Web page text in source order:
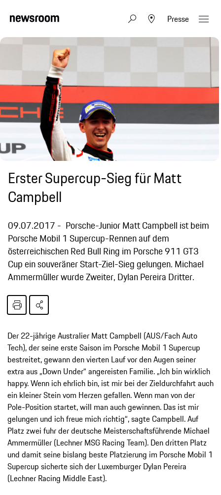
Presse
Erster Supercup-Sieg für Matt
Campbell
09.07.2017
Porsche-Junior Matt Campbell ist beim
Porsche Mobil 1 Supercup-Rennen auf dem
österreichischen Red Bull Ring im Porsche 911 GT3
Cup ein souveräner Start-Ziel-Sieg gelungen. Michael
Ammermüller wurde Zweiter, Dylan Pereira Dritter.
Der 22-jährige Australier Matt Campbell (AUS/Fach Auto
Tech), der seine erste Saison im Porsche Mobil 1 Supercup
bestreitet, gewann den vierten Lauf vor den Augen seiner
extra aus „Down Under“ angereisten Familie. „Ich bin wirklich
happy. Wenn ich ehrlich bin, ist mir bei der Zieldurchfahrt auch
ein kleiner Stein vom Herzen gefallen. Wenn man von der
Pole-Position startet, will man auch gewinnen. Das ist mir
gelungen und ich freue mich richtig“, sagte Campbell. Auf
Platz zwei fuhr der deutsche Meisterschaftsführende Michael
Ammermüller (Lechner MSG Racing Team). Den dritten Platz
und damit seine bislang beste Platzierung im Porsche Mobil 1
Supercup sicherte sich der Luxemburger Dylan Pereira
(Lechner Racing Middle East).